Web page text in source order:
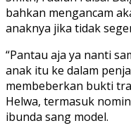
bahkan mengancam
anaknya jika tidak
“Pantau aja ya nanti
anak itu ke dalam
membeberkan bukti
Helwa, termasuk
ibunda sang model.